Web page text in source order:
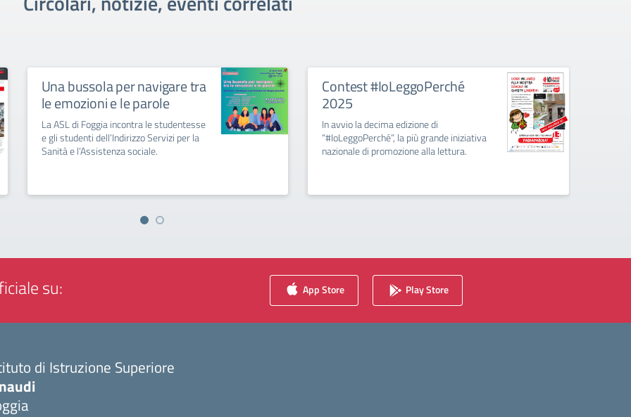
Una bussola per navigare tra
le emozioni e le parole
La ASL di Foggia incontra le studentesse
e gli studenti dell’Indirizzo Servizi per la
Sanità e l’Assistenza sociale.
Contest #IoLeggoPerché
2025
In avvio la decima edizione di
“#IoLeggoPerché”, la più grande iniziativa
nazionale di promozione alla lettura.
su: App Store Play Store
di Istruzione Superiore